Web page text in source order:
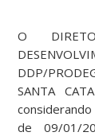
O
DDP/
SANTA
de 09/01/